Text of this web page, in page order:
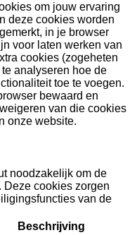
om jouw ervaring
deze cookies worden
in je browser
voor laten werken van
cookies (zogeheten
analyseren hoe de
toe te voegen.
bewaard en
van die cookies
onze website.
noodzakelijk om de
Deze cookies zorgen
van de
Beschrijving